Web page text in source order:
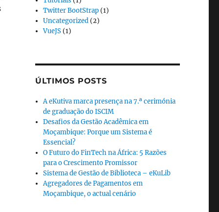
Twitter BootStrap (1)
Uncategorized (2)
VueJS (1)
ÚLTIMOS POSTS
A eKutiva marca presença na 7.ª cerimónia
de graduação do ISCIM
Desafios da Gestão Acadêmica em
Moçambique: Porque um Sistema é
Essencial?
O Futuro do FinTech na África: 5 Razões
para o Crescimento Promissor
Sistema de Gestão de Biblioteca – eKuLib
Agregadores de Pagamentos em
Moçambique, o actual cenário